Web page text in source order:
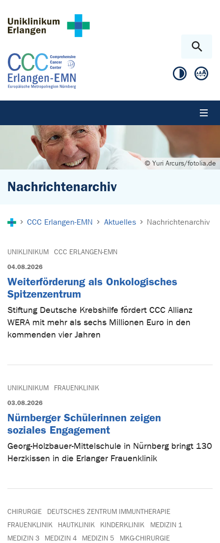
© Yuri Arcurs/fotolia.de
Nachrichtenarchiv
CCC Erlangen-EMN Aktuelles Nachrichtenarchiv
UNIKLINIKUM CCC ERLANGEN-EMN
04.08.2026
Weiterförderung als Onkologisches
Spitzenzentrum
Stiftung Deutsche Krebshilfe fördert CCC Allianz
WERA mit mehr als sechs Millionen Euro in den
kommenden vier Jahren
UNIKLINIKUM FRAUENKLINIK
03.08.2026
Nürnberger Schülerinnen zeigen
soziales Engagement
Georg-Holzbauer-Mittelschule in Nürnberg bringt 130
Herzkissen in die Erlanger Frauenklinik
CHIRURGIE
DEUTSCHES ZENTRUM IMMUNTHERAPIE
FRAUENKLINIK
HAUTKLINIK KINDERKLINIK
MEDIZIN 1
MEDIZIN 3
MEDIZIN 4 MEDIZIN 5
MKG-CHIRURGIE